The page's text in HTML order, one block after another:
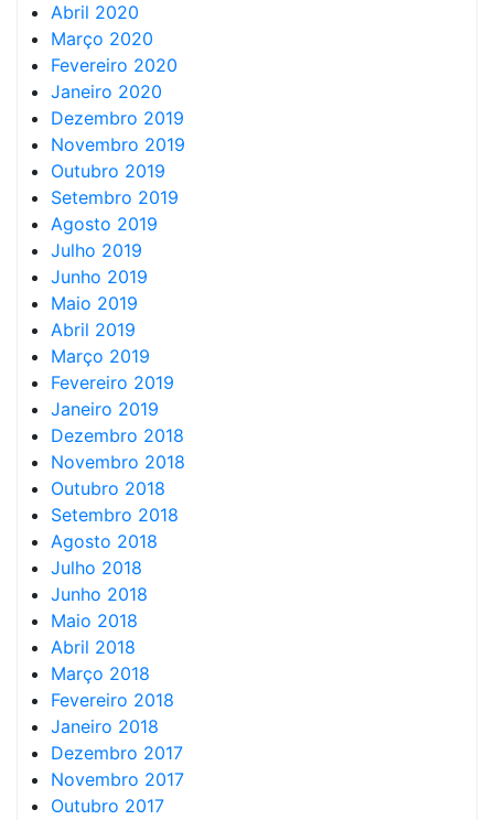
Abril 2020
Março 2020
Fevereiro 2020
Janeiro 2020
Dezembro 2019
Novembro 2019
Outubro 2019
Setembro 2019
Agosto 2019
Julho 2019
Junho 2019
Maio 2019
Abril 2019
Março 2019
Fevereiro 2019
Janeiro 2019
Dezembro 2018
Novembro 2018
Outubro 2018
Setembro 2018
Agosto 2018
Julho 2018
Junho 2018
Maio 2018
Abril 2018
Março 2018
Fevereiro 2018
Janeiro 2018
Dezembro 2017
Novembro 2017
Outubro 2017